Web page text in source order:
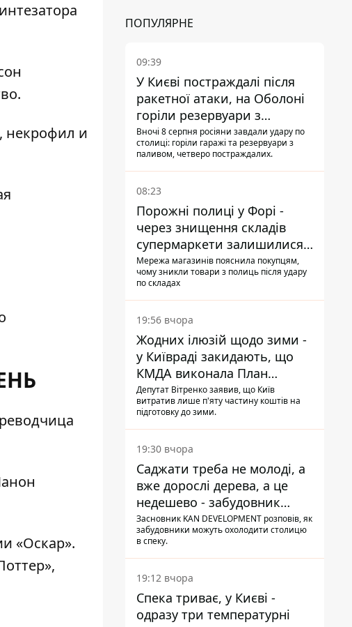
некрофил и
«Оскар».
ПОПУЛЯРНЕ
09:39
У Києві постраждалі після
ракетної атаки, на Оболоні
горіли резервуари з
паливом
Вночі 8 серпня росіяни завдали удару по
столиці: горіли гаражі та резервуари з
паливом, четверо постраждалих.
08:23
Порожні полиці у Форі -
через знищення складів
супермаркети залишилися
без асортименту
Мережа магазинів пояснила покупцям,
чому зникли товари з полиць після удару
по складах
19:56 вчора
Жодних ілюзій щодо зими -
у Київраді закидають, що
КМДА виконала План
стійкості на 20%
Депутат Вітренко заявив, що Київ
витратив лише п'яту частину коштів на
підготовку до зими.
19:30 вчора
Саджати треба не молоді, а
вже дорослі дерева, а це
недешево - забудовник
Ніконов
Засновник KAN DEVELOPMENT розповів, як
забудовники можуть охолодити столицю
в спеку.
19:12 вчора
Спека триває, у Києві -
одразу три температурні